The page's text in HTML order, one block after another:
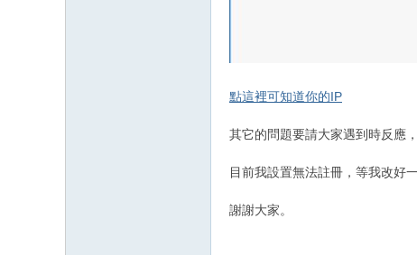
點這裡可知道你的IP
其它的問題要請大家遇到時反應
目前我設置無法註冊，等我改好
謝謝大家。